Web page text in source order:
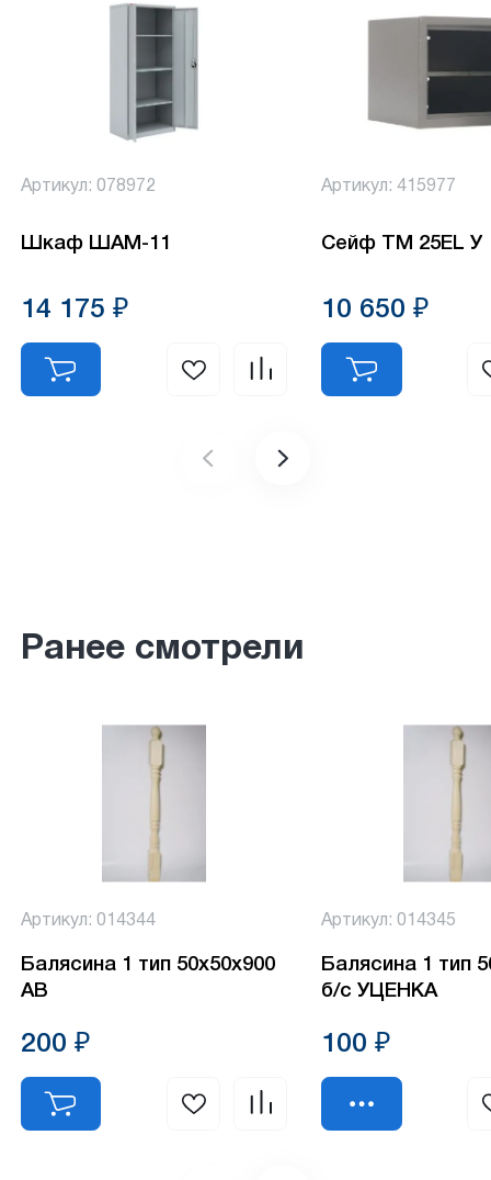
Артикул: 078972
Шкаф ШАМ-11
14 175 ₽
Артикул: 415977
Сейф ТМ 25ЕL У
10 650 ₽
Ранее смотрели
Артикул: 014344
Балясина 1 тип 50х50х900
АВ
200 ₽
Артикул: 014345
Балясина 1 тип
б/с УЦЕНКА
100 ₽